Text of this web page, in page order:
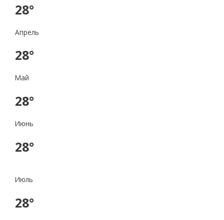
28°
Апрель
28°
Май
28°
Июнь
28°
Июль
28°